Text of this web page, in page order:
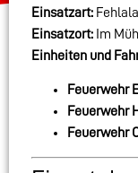
Einsatzart:
Einsatzort: Im
Einheiten und
Feuerwehr
Feuerwehr
Feuerwehr